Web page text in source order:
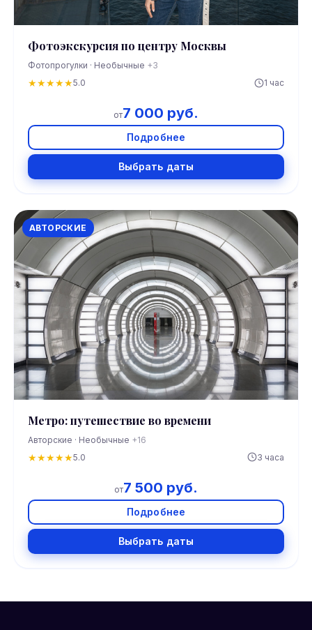
Фотоэкскурсия по центру Москвы
Фотопрогулки · Необычные +3
★★★★★5.0 1 час
от7 000 руб.
Подробнее
Выбрать даты
АВТОРСКИЕ
Метро: путешествие во времени
Авторские · Необычные +16
★★★★★5.0 3 часа
от7 500 руб.
Подробнее
Выбрать даты